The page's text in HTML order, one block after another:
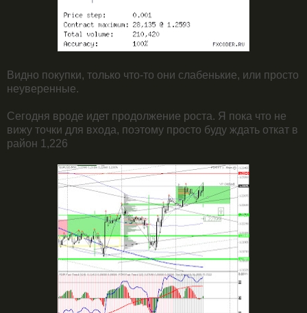
Видно покупки, только что-то они слабенькие, или просто
неуверенные.
Сегодня вроде идет продолжение роста. Я пока что не
вижу точки для входа, поэтому просто буду ждать откат в
район 1,226